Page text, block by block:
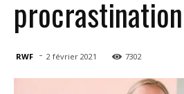
procrastination
RWF - 2 février 2021 7302